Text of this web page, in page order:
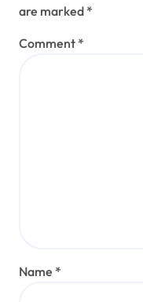
are marked *
Comment *
Name *